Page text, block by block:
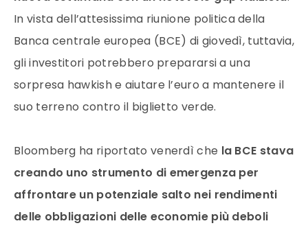
In vista dell’attesissima riunione politica della
Banca centrale europea (BCE) di giovedì, tuttavia,
gli investitori potrebbero prepararsi a una
sorpresa hawkish e aiutare l’euro a mantenere il
suo terreno contro il biglietto verde.
Bloomberg ha riportato venerdì che la BCE stava
creando uno strumento di emergenza per
affrontare un potenziale salto nei rendimenti
delle obbligazioni delle economie più deboli